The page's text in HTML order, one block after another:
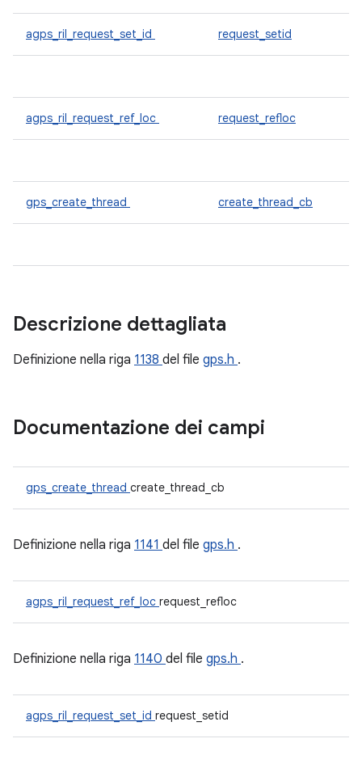
agps_ril_request_set_id request_setid
agps_ril_request_ref_loc request_refloc
gps_create_thread create_thread_cb
Descrizione dettagliata
Definizione nella riga 1138 del file gps.h .
Documentazione dei campi
gps_create_thread create_thread_cb
Definizione nella riga 1141 del file gps.h .
agps_ril_request_ref_loc request_refloc
Definizione nella riga 1140 del file gps.h .
agps_ril_request_set_id request_setid